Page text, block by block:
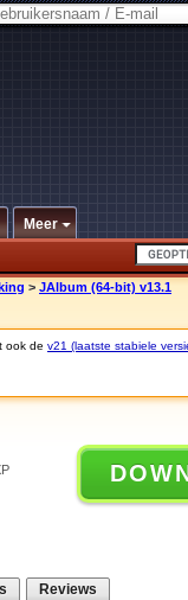
Meer
> JAlbum (64-bit) v13.1
ook de v21 (laatste stabiele
Reviews